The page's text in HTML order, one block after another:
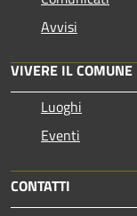
Avvisi
VIVERE IL COMUNE
Luoghi
Eventi
CONTATTI